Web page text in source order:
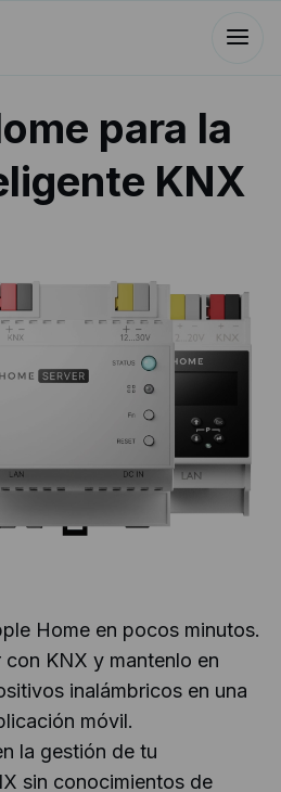
para la
KNX
Home en pocos minutos.
KNX y mantenlo en
inalámbricos en una
móvil.
la gestión de tu
sin conocimientos de